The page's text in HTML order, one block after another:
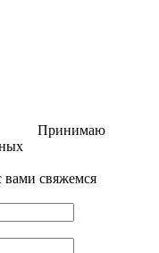
Принимаю
вами свяжемся